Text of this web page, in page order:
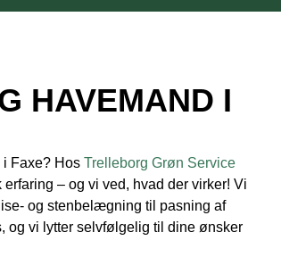
HAVEMAND I
Faxe? Hos Trelleborg Grøn Service
– og vi ved, hvad der virker! Vi
og stenbelægning til pasning af
og vi lytter selvfølgelig til dine ønsker